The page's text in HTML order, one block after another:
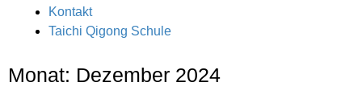
Kontakt
Taichi Qigong Schule
Monat: Dezember 2024